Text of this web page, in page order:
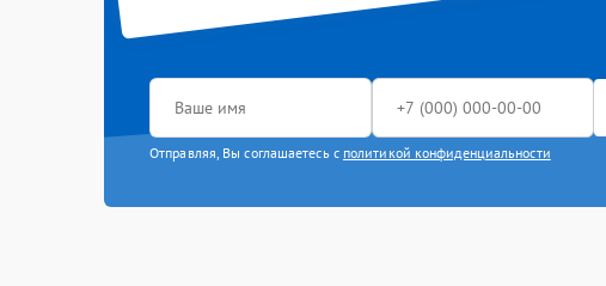
Отправляя, Вы соглашаетесь с политикой конфиденциальности